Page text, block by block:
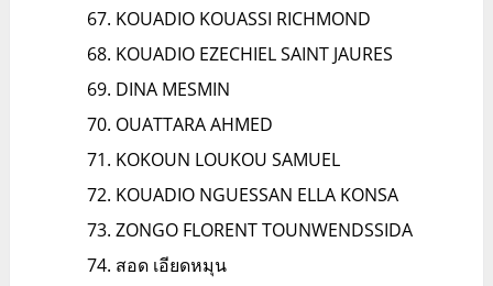
KOUADIO KOUASSI RICHMOND
KOUADIO EZECHIEL SAINT JAURES
DINA MESMIN
OUATTARA AHMED
KOKOUN LOUKOU SAMUEL
KOUADIO NGUESSAN ELLA KONSA
ZONGO FLORENT TOUNWENDSSIDA
สอด เอียดหมุน